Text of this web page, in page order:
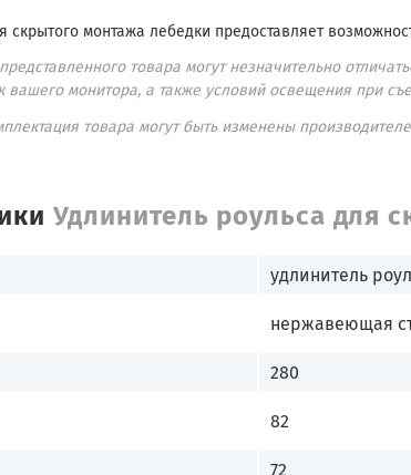
скрытого монтажа лебедки предоставляет
товара могут незначительно
вашего монитора, а также условий освещения при
товара могут быть изменены
Удлинитель роульса для
удлинитель
нержавеющая
280
82
72